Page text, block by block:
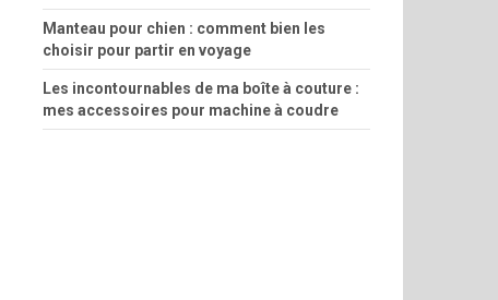
Manteau pour chien : comment bien les
choisir pour partir en voyage
Les incontournables de ma boîte à couture :
mes accessoires pour machine à coudre